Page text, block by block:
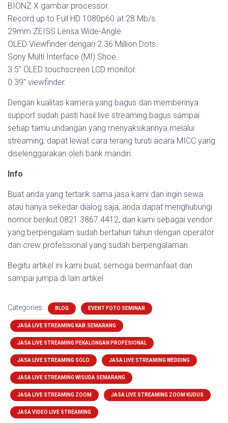
BIONZ X gambar processor.
Record up to Full HD 1080p60 at 28 Mb/s.
29mm ZEISS Lensa Wide-Angle.
OLED Viewfinder dengan 2.36 Million Dots.
Sony Multi Interface (MI) Shoe.
3.5″ OLED touchscreen LCD monitor.
0.39″ viewfinder.
Dengan kualitas kamera yang bagus dan memberinya
support sudah pasti hasil live streaming bagus sampai
setiap tamu undangan yang menyaksikannya melalui
streaming, dapat lewat cara terang turuti acara MICC yang
diselenggarakan oleh bank mandiri.
Info
Buat anda yang tertarik sama jasa kami dan ingin sewa
atau hanya sekedar dialog saja, anda dapat menghubungi
nomor berikut 0821.3867.4412, dan kami sebagai vendor
yang berpengalam sudah bertahun tahun dengan operator
dan crew professional yang sudah berpengalaman.
Begitu artikel ini kami buat, semoga bermanfaat dan
sampai jumpa di lain artikel
Categories: BLOG EVENT FOTO SEMINAR
JASA LIVE STREAMING KAB.SEMARANG
JASA LIVE STREAMING PEKALONGAN PROFESIONAL
JASA LIVE STREAMING SOLO JASA LIVE STREAMING WEDDING
JASA LIVE STREAMING WISUDA SEMARANG
JASA LIVE STREAMING ZOOM JASA LIVE STREAMING ZOOM KUDUS
JASA VIDEO LIVE STREAMING